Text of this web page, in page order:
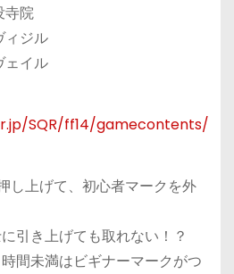
寺院
ィジル
ェイル
SQR/ff14/gamecontents/
し上げて、初心者マークを外
引き上げても取れない！？
間未満はビギナーマークがつ